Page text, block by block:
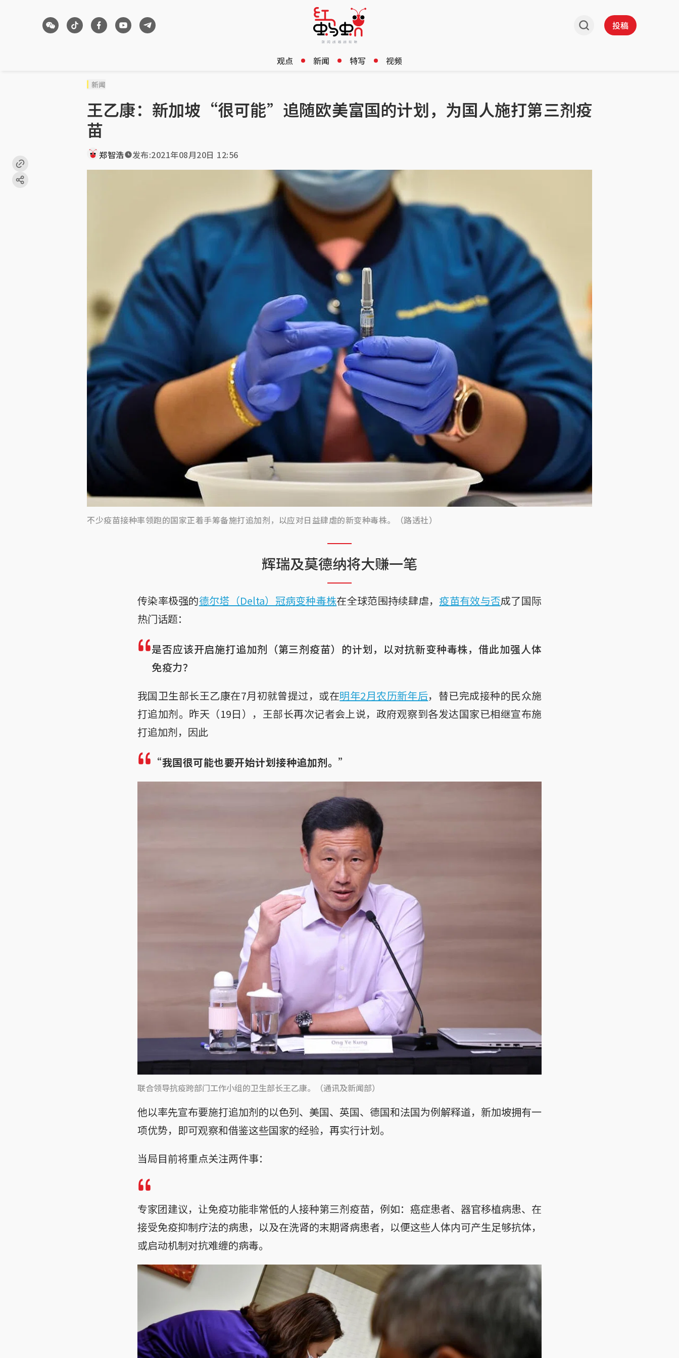
投稿
观点 新闻 特写 视频
新闻
王乙康：新加坡“很可能”追随欧美富国的计划，为国人施打第三剂疫
苗
郑智浩 发布:2021年08月20日 12:56
不少疫苗接种率领跑的国家正着手筹备施打追加剂，以应对日益肆虐的新变种毒株。（路透社）
辉瑞及莫德纳将大赚一笔
传染率极强的德尔塔（Delta）冠病变种毒株在全球范围持续肆虐， 疫苗有效与否成了国际
热门话题：
是否应该开启施打追加剂（第三剂疫苗）的计划，以对抗新变种毒株，借此加强人体
免疫力？
我国卫生部长王乙康在7月初就曾提过，或在明年2月农历新年后，替已完成接种的民众施
打追加剂。昨天（19日），王部长再次记者会上说，政府观察到各发达国家已相继宣布施
打追加剂，因此
“我国很可能也要开始计划接种追加剂。”
联合领导抗疫跨部门工作小组的卫生部长王乙康。（通讯及新闻部）
他以率先宣布要施打追加剂的以色列、美国、英国、德国和法国为例解释道，新加坡拥有一
项优势，即可观察和借鉴这些国家的经验，再实行计划。
当局目前将重点关注两件事：
专家团建议，让免疫功能非常低的人接种第三剂疫苗，例如：癌症患者、器官移植病患、在
接受免疫抑制疗法的病患，以及在洗肾的末期肾病患者，以便这些人体内可产生足够抗体，
或启动机制对抗难缠的病毒。